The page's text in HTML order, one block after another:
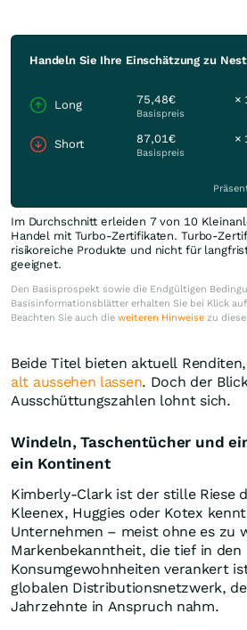
Handeln Sie Ihre Einschätzung zu
Long 75,48€
Basispreis
×
Short 87,01€
Basispreis
×
Im Durchschnitt erleiden 7 von 10
Handel mit Turbo-Zertifikaten. Turbo-
risikoreiche Produkte und nicht für
geeignet.
Den Basisprospekt sowie die Endgültigen
Basisinformationsblätter erhalten Sie bei Klick
Beachten Sie auch die weiteren Hinweise zu
Beide Titel bieten aktuell Renditen,
alt aussehen lassen. Doch der
Ausschüttungszahlen lohnt sich.
Windeln, Taschentücher und
ein Kontinent
Kimberly-Clark ist der stille Riese
Kleenex, Huggies oder Kotex
Unternehmen – meist ohne es zu
Markenbekanntheit, die tief in den
Konsumgewohnheiten verankert
globalen Distributionsnetzwerk,
Jahrzehnte in Anspruch nahm.